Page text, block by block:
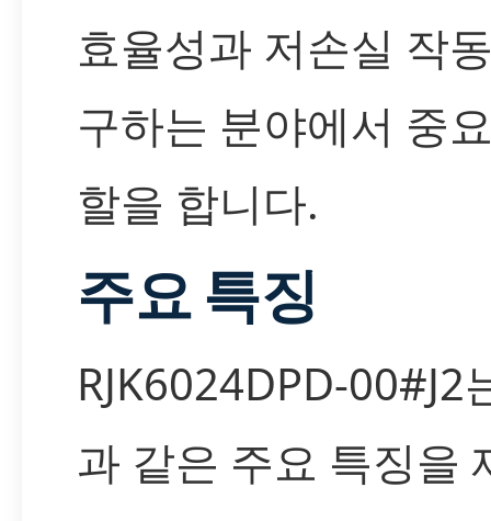
효율성과 저손실 작
구하는 분야에서 중
할을 합니다.
주요 특징
RJK6024DPD-00#J2
과 같은 주요 특징을